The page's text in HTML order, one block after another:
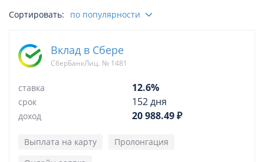
Сортировать: по популярности
Вклад в Сбере
СберБанкЛиц. № 1481
12.6%
ставка
152 дня
срок
20 988.49 ₽
доход
Выплата на карту
Пролонгация